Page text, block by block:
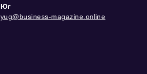
Юг
yug@business-magazine.online